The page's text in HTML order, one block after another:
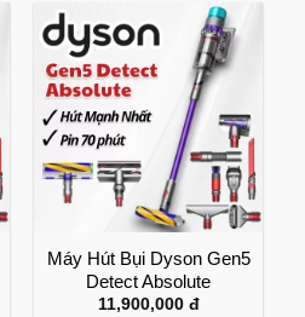
Máy Hút Bụi Dyson Gen5
Detect Absolute
11,900,000 đ